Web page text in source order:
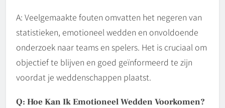
A: Veelgemaakte fouten omvatten het negeren van
statistieken, emotioneel wedden en onvoldoende
onderzoek naar teams en spelers. Het is cruciaal om
objectief te blijven en goed geïnformeerd te zijn
voordat je weddenschappen plaatst.
Q: Hoe Kan Ik Emotioneel Wedden Voorkomen?